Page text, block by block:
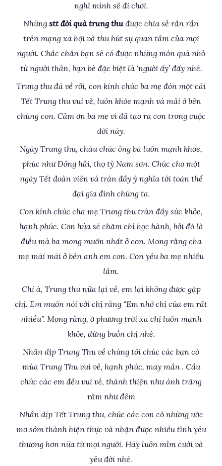
nghĩ mình sẽ đi chơi.
Những stt đòi quà trung thu được chia sẻ rần rần
trên mạng xã hội và thu hút sự quan tâm của mọi
người. Chắc chắn bạn sẽ có được những món quà nhỏ
từ người thân, bạn bè đặc biệt là ‘người ấy’ đấy nhé.
Trung thu đã về rồi, con kính chúc ba mẹ đón một cái
Tết Trung thu vui vẻ, luôn khỏe mạnh và mãi ở bên
chúng con. Cảm ơn ba mẹ vì đã tạo ra con trong cuộc
đời này.
Ngày Trung thu, cháu chúc ông bà luôn mạnh khỏe,
phúc như Đông hải, thọ tỷ Nam sơn. Chúc cho một
ngày Tết đoàn viên và tràn đầy ý nghĩa tới toàn thể
đại gia đình chúng ta.
Con kính chúc cha mẹ Trung thu tràn đầy sức khỏe,
hạnh phúc. Con hứa sẽ chăm chỉ học hành, bởi đó là
điều mà ba mong muốn nhất ở con. Mong rằng cha
mẹ mãi mãi ở bên anh em con. Con yêu ba mẹ nhiều
lắm.
Chị à, Trung thu nữa lại về, em lại không được gặp
chị. Em muốn nói với chị rằng “Em nhớ chị của em rất
nhiều”. Mong rằng, ở phương trời xa chị luôn mạnh
khỏe, đừng buồn chị nhé.
Nhân dịp Trung Thu về chúng tôi chúc các bạn có
mùa Trung Thu vui vẻ, hạnh phúc, may mắn . Cầu
chúc các em đều vui vẻ, thánh thiện như ánh trăng
rằm như đêm
Nhân dịp Tết Trung thu, chúc các con có những ước
mơ sớm thành hiện thực và nhận được nhiều tình yêu
thương hơn nữa từ mọi người. Hãy luôn mỉm cười và
yêu đời nhé.